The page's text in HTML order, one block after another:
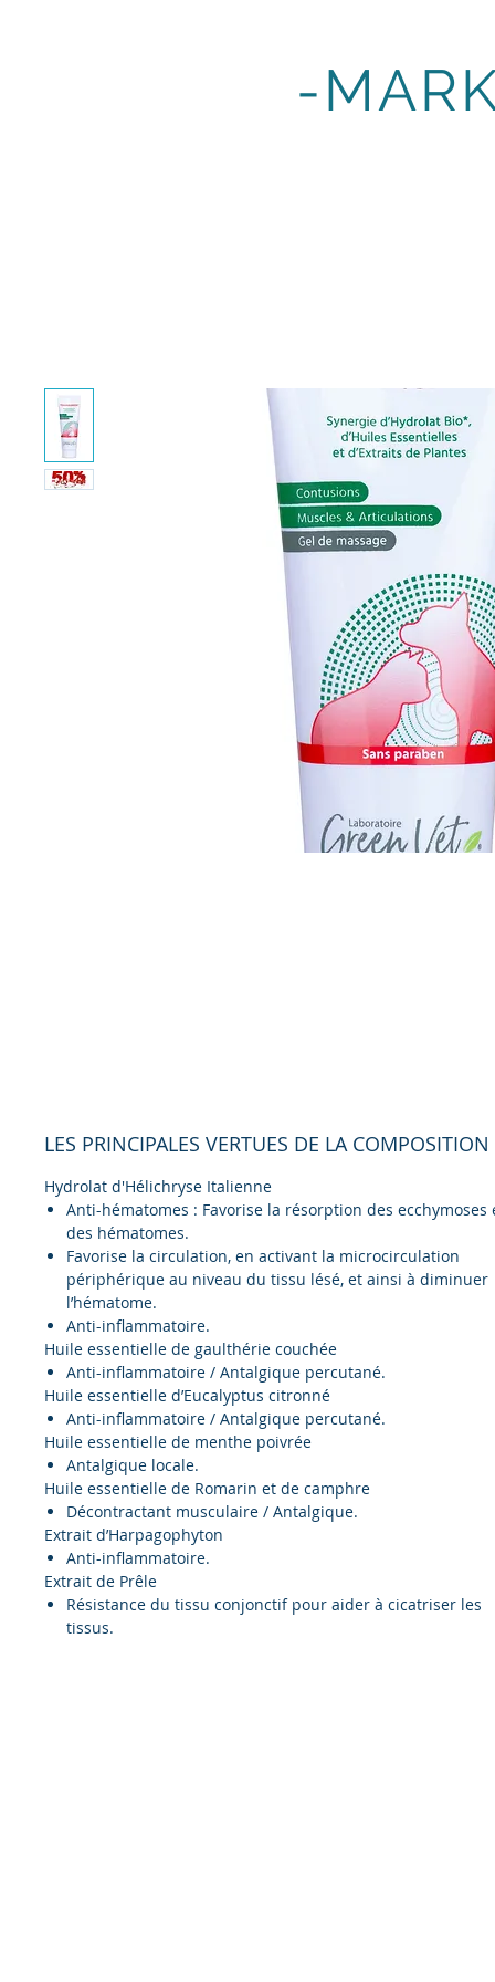
-
LES PRINCIPALES VERTUES DE LA COMPOSITION
Hydrolat d'Hélichryse Italienne
Anti-hématomes : Favorise la résorption des ecchymoses
des hématomes.
Favorise la circulation, en activant la microcirculation
périphérique au niveau du tissu lésé, et ainsi à diminuer
l’hématome.
Anti-inflammatoire.
Huile essentielle de gaulthérie couchée
Anti-inflammatoire / Antalgique percutané.
Huile essentielle d’Eucalyptus citronné
Anti-inflammatoire / Antalgique percutané.
Huile essentielle de menthe poivrée
Antalgique locale.
Huile essentielle de Romarin et de camphre
Décontractant musculaire / Antalgique.
Extrait d’Harpagophyton
Anti-inflammatoire.
Extrait de Prêle
Résistance du tissu conjonctif pour aider à cicatriser les
tissus.